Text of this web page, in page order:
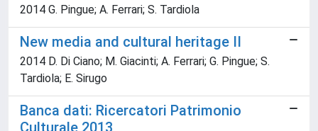
2014 G. Pingue; A. Ferrari; S. Tardiola
New media and cultural heritage II
2014 D. Di Ciano; M. Giacinti; A. Ferrari; G. Pingue; S.
Tardiola; E. Sirugo
Banca dati: Ricercatori Patrimonio